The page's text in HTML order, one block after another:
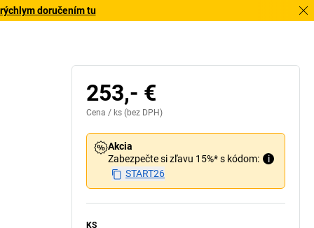
doručením tu
253,- €
Cena / ks (bez DPH)
Akcia
Zabezpečte si zľavu 15%* s kódom:
i
START26
KS